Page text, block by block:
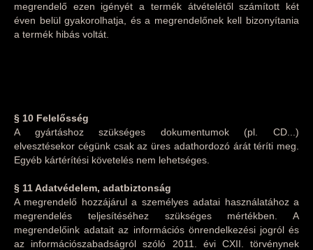
megrendelő ezen igényét a termék átvételétől számított két
éven belül gyakorolhatja, és a megrendelőnek kell bizonyítania
a termék hibás voltát.
§ 10 Felelősség
A gyártáshoz szükséges dokumentumok (pl. CD...)
elvesztésekor cégünk csak az üres adathordozó árát téríti meg.
Egyéb kártérítési követelés nem lehetséges.
§ 11Adatvédelem, adatbiztonság
A megrendelő hozzájárul a személyes adatai használatához a
megrendelés teljesítéséhez szükséges mértékben. A
megrendelőink adatait az információs önrendelkezési jogról és
az információszabadságról szóló 2011. évi CXII. törvénynek